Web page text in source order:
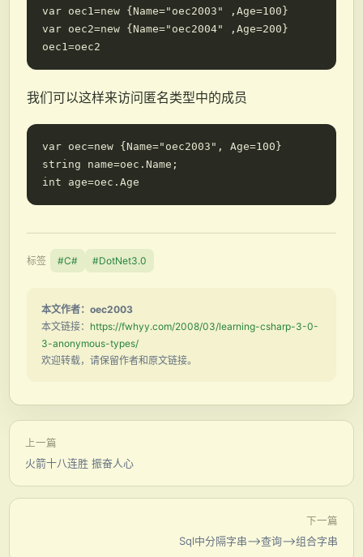
var oec1=new {Name="oec2003" ,Age=100}
var oec2=new {Name="oec2004" ,Age=200}
我们可以这样来访问匿名类型中的成员
var oec=new {Name="oec2003", Age=100}
string name=oec.Name;
标签 #C# #DotNet3.0
本文作者：oec2003
本文链接： https://fwhyy.com/2008/03/learning-csharp-3-0-
3-anonymous-types/
欢迎转载，请保留作者和原文链接。
上一篇
火箭十八连胜 振奋人心
下一篇
Sql中分隔字串–>查询–>组合字串